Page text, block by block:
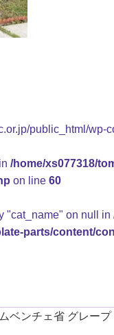
public_html/
/home/xs077318/
on line 60
"cat_name" on null in
parts/content/
ベンチェ省 グレープ